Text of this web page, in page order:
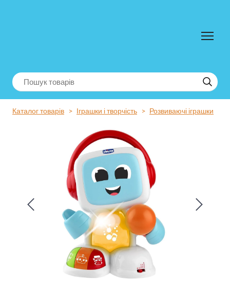
Каталог товарів Іграшки і творчість Розвиваючі іграшки